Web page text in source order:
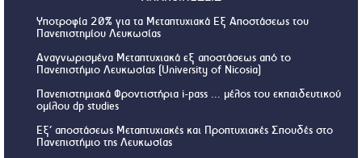
Υποτροφία 20% για τα Μεταπτυχιακά Εξ Αποστάσεως του
Πανεπιστημίου Λευκωσίας
Αναγνωρισμένα Μεταπτυχιακά εξ αποστάσεως από το
Πανεπιστήμιο Λευκωσίας (University of Nicosia)
Πανεπιστημιακά Φροντιστήρια i-pass ... μέλος του εκπαιδευτικού
ομίλου dp studies
Εξ’ αποστάσεως Μεταπτυχιακές και Προπτυχιακές Σπουδές στο
Πανεπιστήμιο της Λευκωσίας